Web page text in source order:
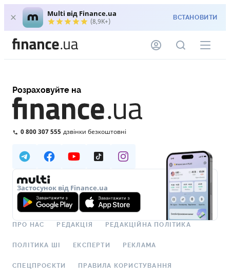
Multi від Finance.ua
(8,9K+) ВСТАНОВИТИ
Розраховуйте на
0 800 307 555 дзвінки безкоштовні
Застосунок від Finance.ua
ПРО НАС РЕДАКЦІЯ РЕДАКЦІЙНА ПОЛІТИКА
ПОЛІТИКА ШІ ЕКСПЕРТИ РЕКЛАМА
СПЕЦПРОЄКТИ ПРАВИЛА КОРИСТУВАННЯ